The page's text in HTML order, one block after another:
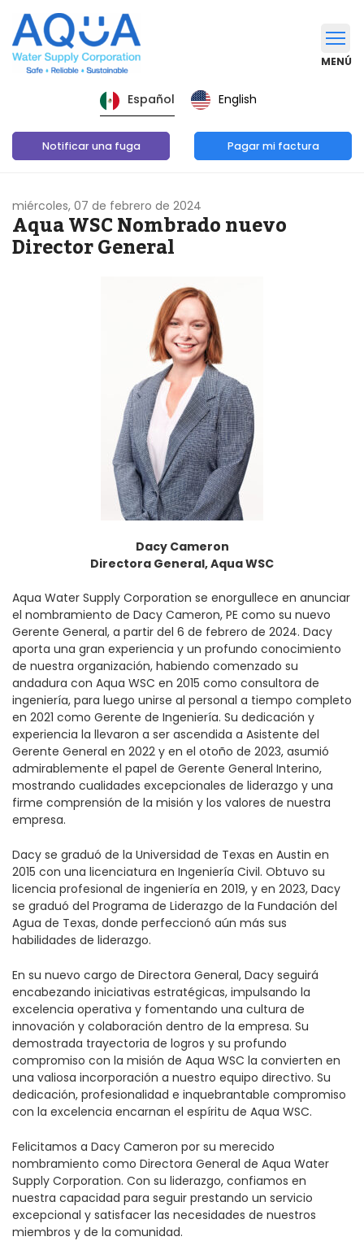
MENÚ
Español English
Notificar una fuga Pagar mi factura
miércoles, 07 de febrero de 2024
Aqua WSC Nombrado nuevo
Director General
Dacy Cameron
Directora General, Aqua WSC
Aqua Water Supply Corporation se enorgullece en anunciar
el nombramiento de Dacy Cameron, PE como su nuevo
Gerente General, a partir del 6 de febrero de 2024. Dacy
aporta una gran experiencia y un profundo conocimiento
de nuestra organización, habiendo comenzado su
andadura con Aqua WSC en 2015 como consultora de
ingeniería, para luego unirse al personal a tiempo completo
en 2021 como Gerente de Ingeniería. Su dedicación y
experiencia la llevaron a ser ascendida a Asistente del
Gerente General en 2022 y en el otoño de 2023, asumió
admirablemente el papel de Gerente General Interino,
mostrando cualidades excepcionales de liderazgo y una
firme comprensión de la misión y los valores de nuestra
empresa.
Dacy se graduó de la Universidad de Texas en Austin en
2015 con una licenciatura en Ingeniería Civil. Obtuvo su
licencia profesional de ingeniería en 2019, y en 2023, Dacy
se graduó del Programa de Liderazgo de la Fundación del
Agua de Texas, donde perfeccionó aún más sus
habilidades de liderazgo.
En su nuevo cargo de Directora General, Dacy seguirá
encabezando iniciativas estratégicas, impulsando la
excelencia operativa y fomentando una cultura de
innovación y colaboración dentro de la empresa. Su
demostrada trayectoria de logros y su profundo
compromiso con la misión de Aqua WSC la convierten en
una valiosa incorporación a nuestro equipo directivo. Su
dedicación, profesionalidad e inquebrantable compromiso
con la excelencia encarnan el espíritu de Aqua WSC.
Felicitamos a Dacy Cameron por su merecido
nombramiento como Directora General de Aqua Water
Supply Corporation. Con su liderazgo, confiamos en
nuestra capacidad para seguir prestando un servicio
excepcional y satisfacer las necesidades de nuestros
miembros y de la comunidad.